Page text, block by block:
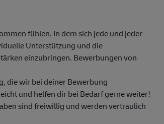
fühlen. In dem sich jede und jeder
Unterstützung und die
einzubringen. Bewerbungen von
die wir bei deiner Bewerbung
und helfen dir bei Bedarf gerne weiter!
sind freiwillig und werden vertraulich